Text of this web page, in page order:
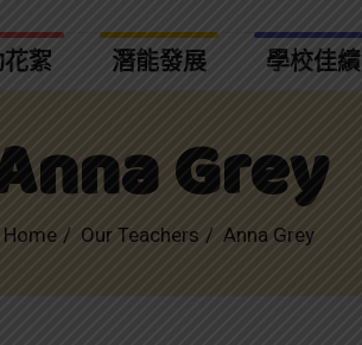
絮 潛能發展 學校佳績
Grey
Home Our Teachers Anna Grey